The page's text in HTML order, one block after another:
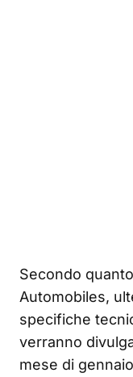
Secondo
Automobiles,
specifiche
verranno
mese di